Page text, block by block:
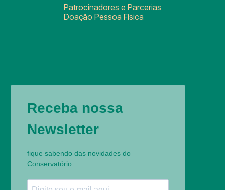
Patrocinadores e Parcerias
Doação Pessoa Física